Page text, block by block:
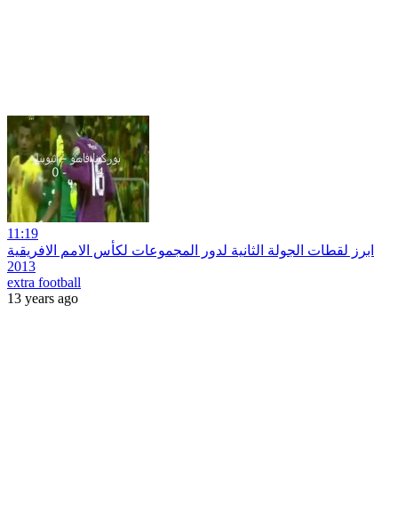
11:19
ابرز لقطات الجولة الثانية لدور المجموعات لكأس الامم الافريقية
2013
extra football
13 years ago